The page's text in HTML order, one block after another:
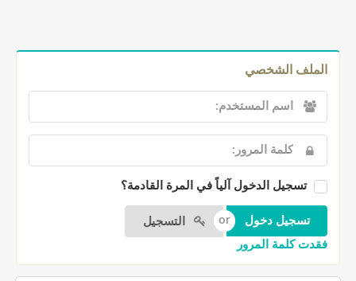
الملف الشخصي
تسجيل الدخول آلياً في المرة القادمة؟
التسجيل
فقدت كلمة المرور